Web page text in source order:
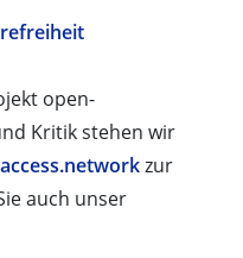
open-
Kritik stehen wir
zur
auch unser